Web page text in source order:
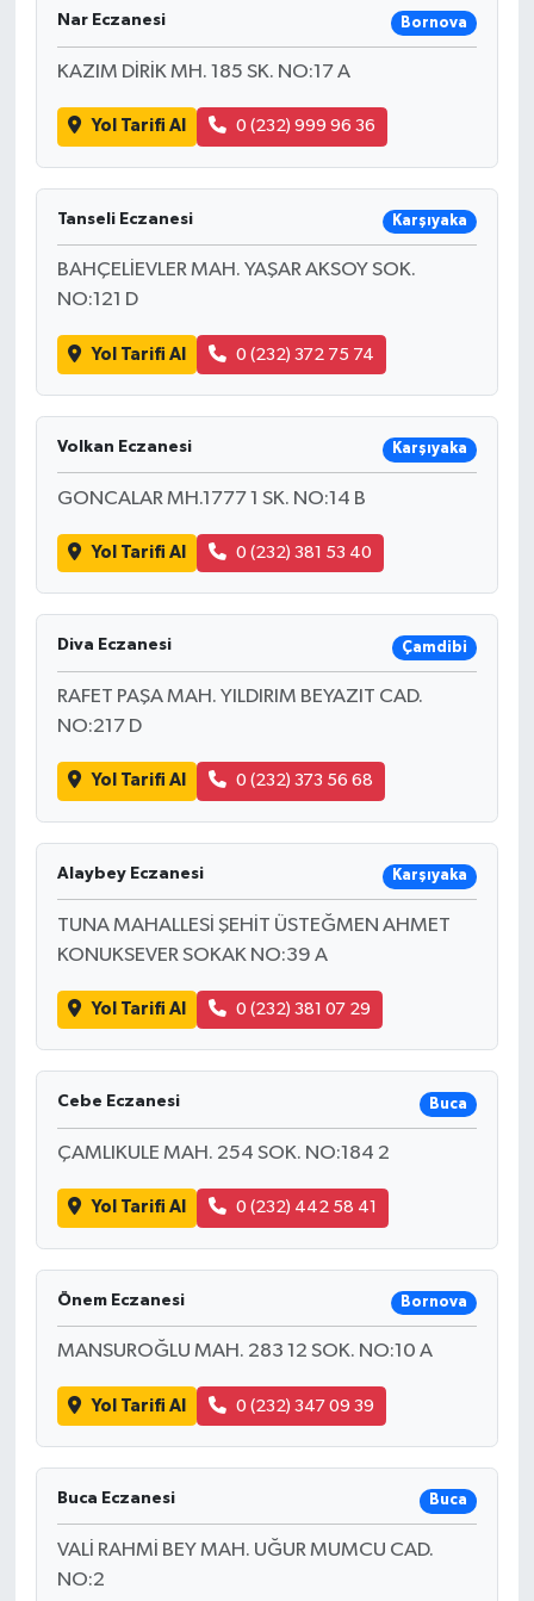
Nar Eczanesi Bornova
KAZIM DİRİK MH. 185 SK. NO:17 A
Yol Tarifi Al 0 (232) 999 96 36
Tanseli Eczanesi Karşıyaka
BAHÇELİEVLER MAH. YAŞAR AKSOY SOK.
NO:121 D
Yol Tarifi Al 0 (232) 372 75 74
Volkan Eczanesi Karşıyaka
GONCALAR MH.1777 1 SK. NO:14 B
Yol Tarifi Al 0 (232) 381 53 40
Diva Eczanesi Çamdibi
RAFET PAŞA MAH. YILDIRIM BEYAZIT CAD.
NO:217 D
Yol Tarifi Al 0 (232) 373 56 68
Alaybey Eczanesi Karşıyaka
TUNA MAHALLESİ ŞEHİT ÜSTEĞMEN AHMET
KONUKSEVER SOKAK NO:39 A
Yol Tarifi Al 0 (232) 381 07 29
Cebe Eczanesi Buca
ÇAMLIKULE MAH. 254 SOK. NO:184 2
Yol Tarifi Al 0 (232) 442 58 41
Önem Eczanesi Bornova
MANSUROĞLU MAH. 283 12 SOK. NO:10 A
Yol Tarifi Al 0 (232) 347 09 39
Buca Eczanesi Buca
VALİ RAHMİ BEY MAH. UĞUR MUMCU CAD.
NO:2